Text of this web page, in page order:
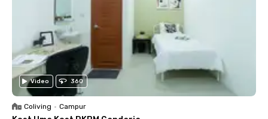
Video 360
Coliving • Campur